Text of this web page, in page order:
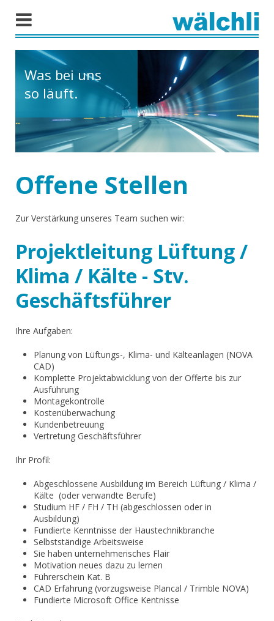
Was bei uns
so läuft.
Offene Stellen
Zur Verstärkung unseres Team suchen wir:
Projektleitung Lüftung /
Klima / Kälte - Stv.
Geschäftsführer
Ihre Aufgaben:
Planung von Lüftungs-, Klima- und Kälteanlagen (NOVA
CAD)
Komplette Projektabwicklung von der Offerte bis zur
Ausführung
Montagekontrolle
Kostenüberwachung
Kundenbetreuung
Vertretung Geschäftsführer
Ihr Profil:
Abgeschlossene Ausbildung im Bereich Lüftung / Klima /
Kälte (oder verwandte Berufe)
Studium HF / FH / TH (abgeschlossen oder in
Ausbildung)
Fundierte Kenntnisse der Haustechnikbranche
Selbstständige Arbeitsweise
Sie haben unternehmerisches Flair
Motivation neues dazu zu lernen
Führerschein Kat. B
CAD Erfahrung (vorzugsweise Plancal / Trimble NOVA)
Fundierte Microsoft Office Kentnisse